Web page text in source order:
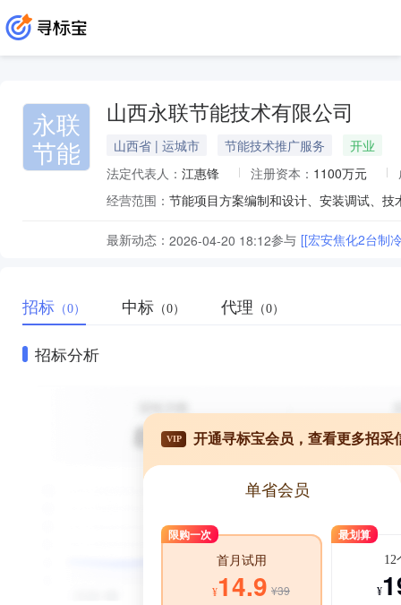
永联
节能
山西永联节能技术有限公司
山西省 | 运城市 节能技术推广服务
开业
法定代表人： 江惠锋 注册资本： 1100万元
经营范围：
最新动态： 2026-04-20 18:12参与 [[宏安焦化2台制
招标 （0） 中标 （0） 代理 （0）
招标分析
VIP 开通寻标宝会员，查看更多招采
单省会员
限购一次
首月试用
¥14.9 ¥39
最划算
12
¥